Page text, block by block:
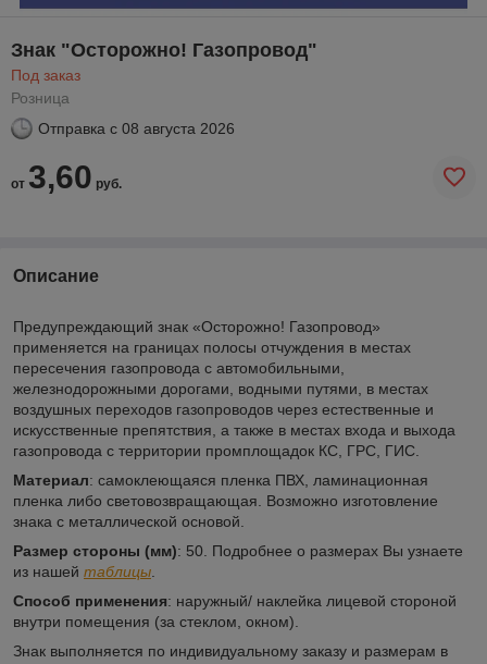
Знак "Осторожно! Газопровод"
Под заказ
Розница
Отправка с 08 августа 2026
от 3,60 руб.
Описание
Предупреждающий знак «Осторожно! Газопровод»
применяется на границах полосы отчуждения в местах
пересечения газопровода с автомобильными,
железнодорожными дорогами, водными путями, в местах
воздушных переходов газопроводов через естественные и
искусственные препятствия, а также в местах входа и выхода
газопровода с территории промплощадок КС, ГРС, ГИС.
Материал: самоклеющаяся пленка ПВХ, ламинационная
пленка либо световозвращающая. Возможно изготовление
знака с металлической основой.
Размер стороны (мм): 50. Подробнее о размерах Вы узнаете
из нашей таблицы
Способ применения: наружный/ наклейка лицевой стороной
внутри помещения (за стеклом, окном).
Знак выполняется по индивидуальному заказу и размерам в